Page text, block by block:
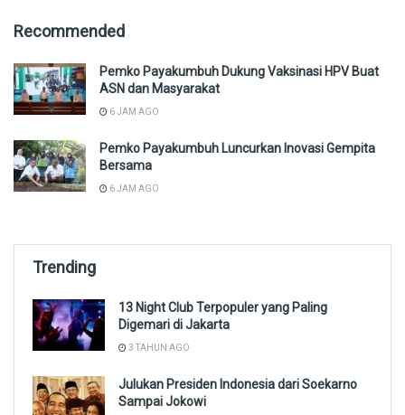
Recommended
Pemko Payakumbuh Dukung Vaksinasi HPV Buat
ASN dan Masyarakat
6 JAM AGO
Pemko Payakumbuh Luncurkan Inovasi Gempita
Bersama
6 JAM AGO
Trending
13 Night Club Terpopuler yang Paling
Digemari di Jakarta
3 TAHUN AGO
Julukan Presiden Indonesia dari Soekarno
Sampai Jokowi